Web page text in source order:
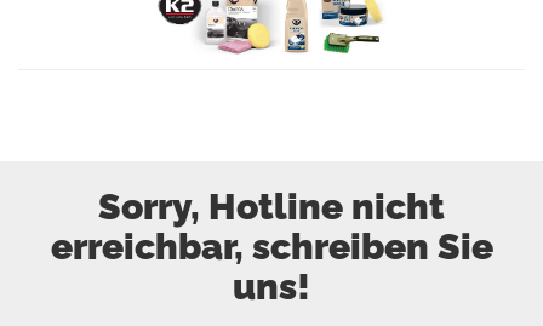
Sorry, Hotline nicht
erreichbar, schreiben Sie
uns!